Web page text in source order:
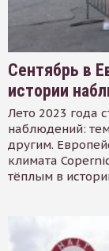
Сентябрь в
истории
Лето 2023 года
наблюдений:
другим.
климата
тёплым в